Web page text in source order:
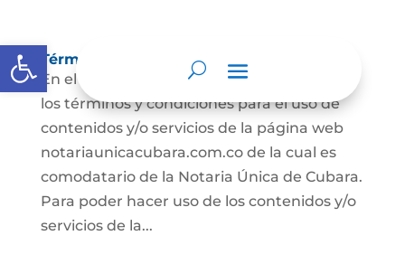
Abrir barra de herramientas
Términos y condiciones
En el presente documento se establecen
los términos y condiciones para el uso de
contenidos y/o servicios de la página web
notariaunicacubara.com.co de la cual es
comodatario de la Notaria Única de Cubara.
Para poder hacer uso de los contenidos y/o
servicios de la...